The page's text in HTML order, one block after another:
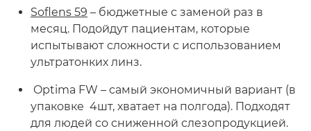
Soflens 59 – бюджетные с заменой раз в
месяц. Подойдут пациентам, которые
испытывают сложности с использованием
ультратонких линз.
Optima FW – самый экономичный вариант (в
упаковке 4шт, хватает на полгода). Подходят
для людей со сниженной слезопродукцией.